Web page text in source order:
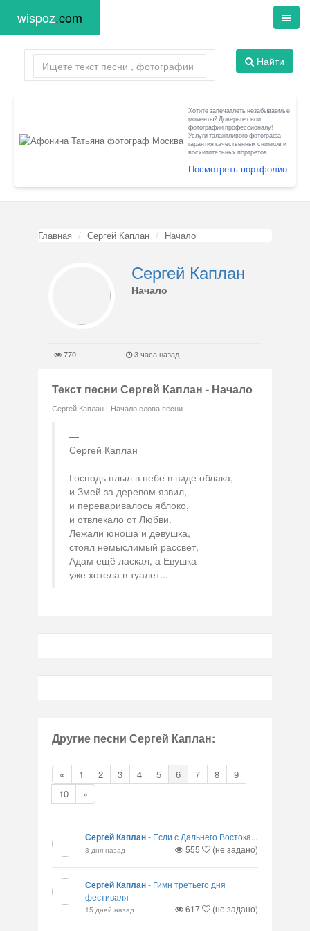
wispoz.com
Найти
Хотите запечатлеть незабываемые
моменты? Доверьте свои
фотографии профессионалу!
Услуги талантливого фотографа -
гарантия качественных снимков и
восхитительных портретов.
Посмотреть портфолио
Главная Сергей Каплан Начало
Сергей Каплан
Начало
770 3 часа назад
Текст песни Сергей Каплан - Начало
Сергей Каплан - Начало слова песни
Сергей Каплан
Господь плыл в небе в виде облака,
и Змей за деревом язвил,
и переваривалось яблоко,
и отвлекало от Любви.
Лежали юноша и девушка,
стоял немыслимый рассвет,
Адам ещё ласкал, а Евушка
уже хотела в туалет...
Другие песни Сергей Каплан:
« 1 2 3 4 5 6 7 8
9
10
»
Сергей Каплан- Если с Дальнего Востока...
3 дня назад 555 (не задано)
Сергей Каплан- Гимн третьего дня
фестиваля
15 дней назад 617 (не задано)